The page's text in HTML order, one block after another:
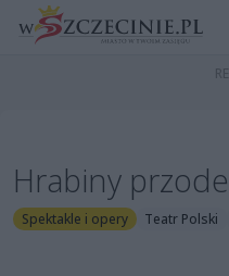
Hrabiny
Spektakle i opery Teatr Polski